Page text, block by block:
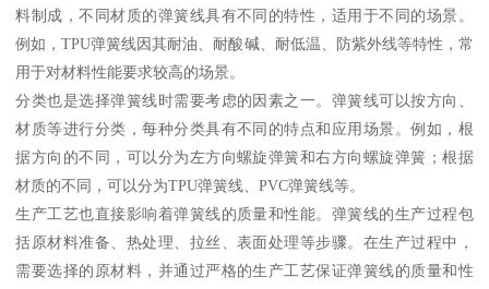
料制成，不同材质的弹簧线具有不同的特性，适用于不同的场景。
例如，TPU弹簧线因其耐油、耐酸碱、耐低温、防紫外线等特性，常
用于对材料性能要求较高的场景。
分类也是选择弹簧线时需要考虑的因素之一。弹簧线可以按方向、
材质等进行分类，每种分类具有不同的特点和应用场景。例如，根
据方向的不同，可以分为左方向螺旋弹簧和右方向螺旋弹簧；根据
材质的不同，可以分为TPU弹簧线、PVC弹簧线等。
生产工艺也直接影响着弹簧线的质量和性能。弹簧线的生产过程包
括原材料准备、热处理、拉丝、表面处理等步骤。在生产过程中，
需要选择的原材料，并通过严格的生产工艺保证弹簧线的质量和性